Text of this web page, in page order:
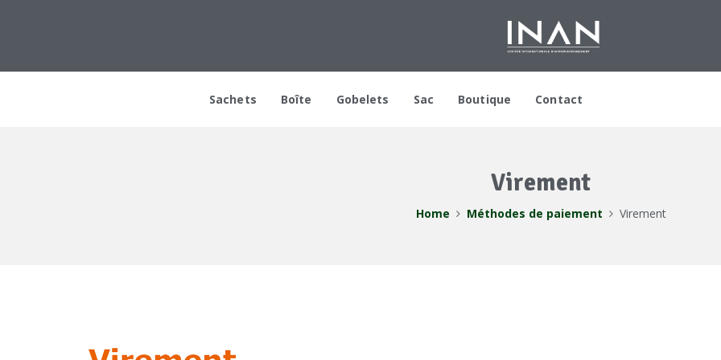
Sachets Boîte Gobelets Sac Boutique Contact
Virement
Home Méthodes de paiement Virement